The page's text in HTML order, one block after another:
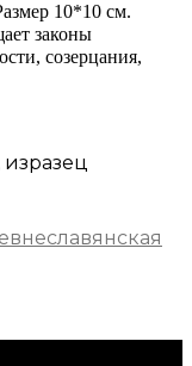
10*10 см.
законы
созерцания,